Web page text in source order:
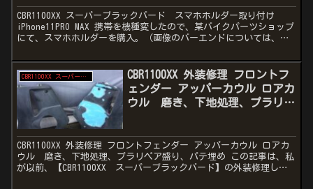
CBR1100XX スーパーブラックバード スマホホルダー取り付け
iPhone11PRO MAX 携帯を機種変したので、某バイクパーツショップ
にて、スマホホルダーを購入。（画像のバーエンドについては、ま
CBR1100XX スーパーブラックバード
CBR1100XX 外装修理 フロントフ
ェンダー アッパーカウル ロアカ
ウル 磨き、下地処理、プラリペ
CBR1100XX 外装修理 フロントフェンダー アッパーカウル ロアカ
ウル 磨き、下地処理、プラリペア盛り、パテ埋め この記事は、私
が以前、【CBR1100XX スーパーブラックバード】の外装修理した